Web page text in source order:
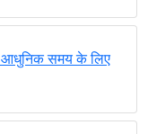
समय के लिए